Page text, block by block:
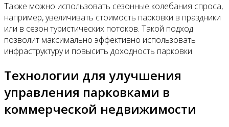
Также можно использовать сезонные колебания спроса,
например, увеличивать стоимость парковки в праздники
или в сезон туристических потоков. Такой подход
позволит максимально эффективно использовать
инфраструктуру и повысить доходность парковки.
Технологии для улучшения
управления парковками в
коммерческой недвижимости